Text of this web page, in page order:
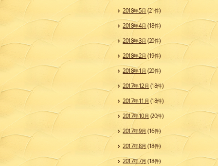
2018年5月 (21件)
2018年4月 (18件)
2018年3月 (20件)
2018年2月 (19件)
2018年1月 (20件)
2017年12月 (18件)
2017年11月 (18件)
2017年10月 (20件)
2017年9月 (16件)
2017年8月(18件)
2017年7月 (18件)